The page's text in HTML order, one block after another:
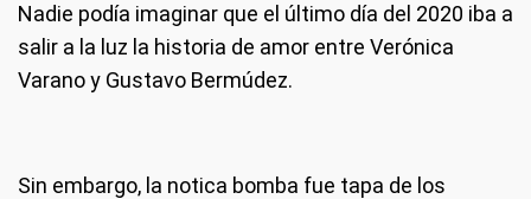
Nadie podía imaginar que el último día del 2020 iba a
salir a la luz la historia de amor entre Verónica
Varano y Gustavo Bermúdez.
Sin embargo, la notica bomba fue tapa de los